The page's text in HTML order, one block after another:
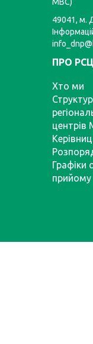
49041, м.
ПРО РСЦ
Хто ми
центрів
Графіки
прийому